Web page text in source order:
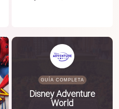
GUÍA COMPLETA
Disney Adventure
World